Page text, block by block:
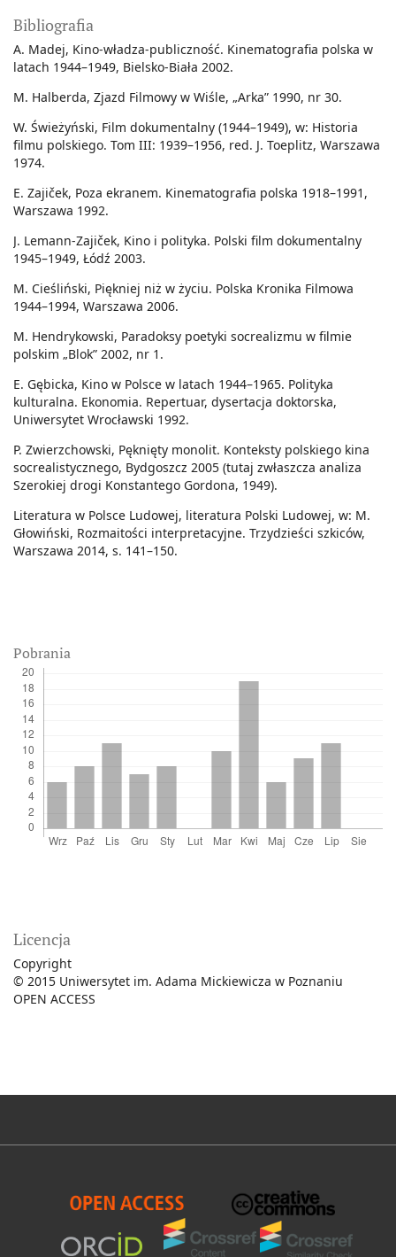
Pobrania
Bibliografia
A. Madej, Kino-władza-publiczność. Kinematografia polska w
latach 1944–1949, Bielsko-Biała 2002.
M. Halberda, Zjazd Filmowy w Wiśle, „Arka” 1990, nr 30.
W. Świeżyński, Film dokumentalny (1944–1949), w: Historia
filmu polskiego. Tom III: 1939–1956, red. J. Toeplitz, Warszawa
1974.
E. Zajiček, Poza ekranem. Kinematografia polska 1918–1991,
Warszawa 1992.
J. Lemann-Zajiček, Kino i polityka. Polski film dokumentalny
1945–1949, Łódź 2003.
M. Cieśliński, Piękniej niż w życiu. Polska Kronika Filmowa
1944–1994, Warszawa 2006.
M. Hendrykowski, Paradoksy poetyki socrealizmu w filmie
polskim „Blok” 2002, nr 1.
E. Gębicka, Kino w Polsce w latach 1944–1965. Polityka
kulturalna. Ekonomia. Repertuar, dysertacja doktorska,
Uniwersytet Wrocławski 1992.
P. Zwierzchowski, Pęknięty monolit. Konteksty polskiego kina
socrealistycznego, Bydgoszcz 2005 (tutaj zwłaszcza analiza
Szerokiej drogi Konstantego Gordona, 1949).
Literatura w Polsce Ludowej, literatura Polski Ludowej, w: M.
Głowiński, Rozmaitości interpretacyjne. Trzydzieści szkiców,
Warszawa 2014, s. 141–150.
Licencja
Copyright
© 2015 Uniwersytet im. Adama Mickiewicza w Poznaniu
OPEN ACCESS